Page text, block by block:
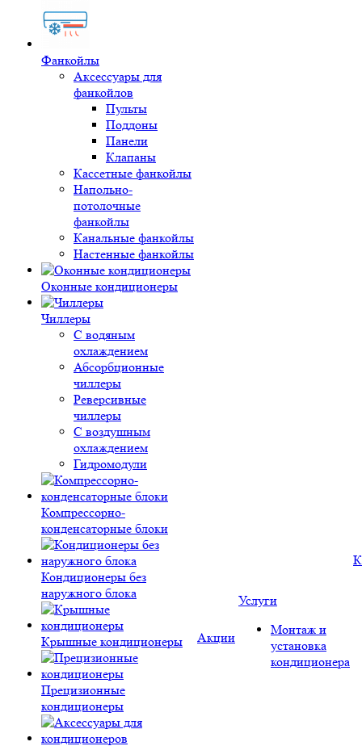
Фанкойлы
Аксессуары для
фанкойлов
Пульты
Поддоны
Панели
Клапаны
Кассетные фанкойлы
Напольно-
потолочные
фанкойлы
Канальные фанкойлы
Настенные фанкойлы
Оконные кондиционеры
Чиллеры
С водяным
охлаждением
Абсорбционные
чиллеры
Реверсивные
чиллеры
С воздушным
охлаждением
Гидромодули
Компрессорно-
конденсаторные блоки
Кондиционеры без
наружного блока
Крышные кондиционеры
Прецизионные
кондиционеры
Акции
Услуги
Монтаж и
установка
кондиционера